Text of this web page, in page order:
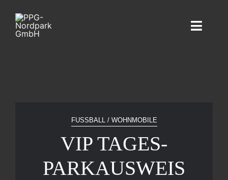
Inhalt
springen
Toggle
Veranstaltungsflächen
FUSSBALL / WOHNMOBILE
VIP TAGES-
PARKAUSWEIS